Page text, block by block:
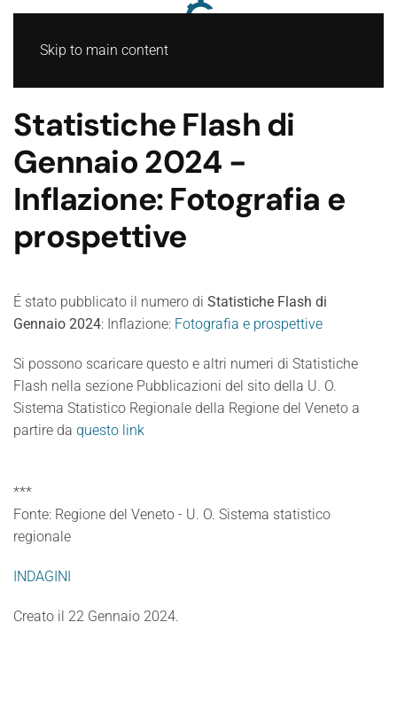
Skip to main content
Statistiche Flash di
Gennaio 2024 -
Inflazione: Fotografia e
prospettive
É stato pubblicato il numero di Statistiche Flash di
Gennaio 2024: Inflazione: Fotografia e prospettive
Si possono scaricare questo e altri numeri di Statistiche
Flash nella sezione Pubblicazioni del sito della U. O.
Sistema Statistico Regionale della Regione del Veneto a
partire da questo link
***
Fonte: Regione del Veneto - U. O. Sistema statistico
regionale
INDAGINI
Creato il 22 Gennaio 2024.